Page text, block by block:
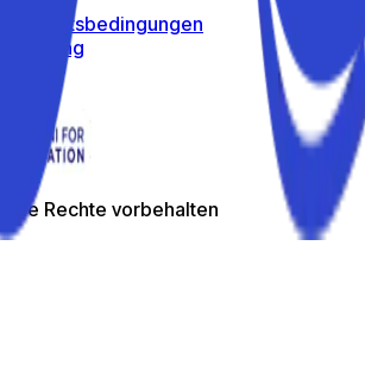
Alle Rechte vorbehalten